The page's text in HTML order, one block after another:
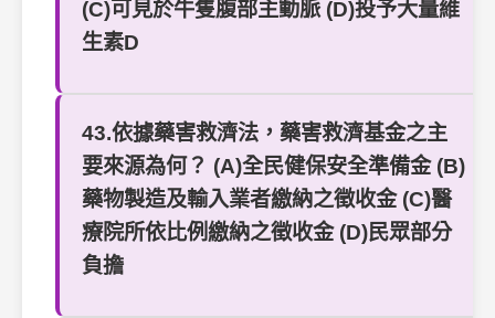
(C)可見於牛隻腹部主動脈 (D)投予大量維
生素D
43.依據藥害救濟法，藥害救濟基金之主
要來源為何？ (A)全民健保安全準備金 (B)
藥物製造及輸入業者繳納之徵收金 (C)醫
療院所依比例繳納之徵收金 (D)民眾部分
負擔